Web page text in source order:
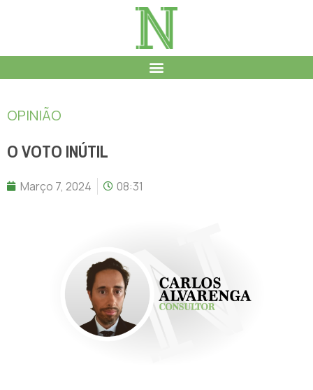
OPINIÃO
O VOTO INÚTIL
Março 7, 2024 08:31